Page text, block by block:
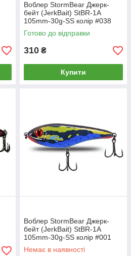
Воблер StormBear Джерк-
бейт (JerkBait) StBR-1A
105mm-30g-SS колір #038
Готово до відправки
310 ₴
Купити
Воблер StormBear Джерк-
бейт (JerkBait) StBR-1A
105mm-30g-SS колір #001
Немає в наявності